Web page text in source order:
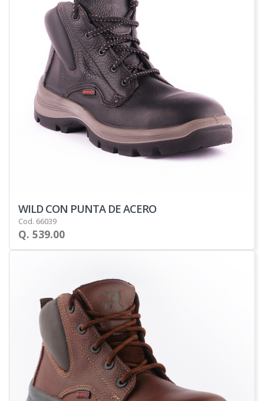
WILD CON PUNTA DE ACERO
Cod. 66039
Q. 539.00